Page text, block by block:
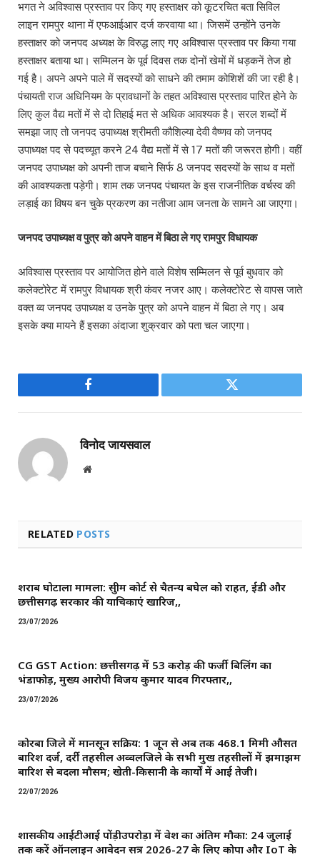
भगत ने अविश्वास प्रस्ताव पर किए गए हस्ताक्षर को कूटरचित बता सिविल
लाइन रामपुर थाना में एफआईआर दर्ज करवाया था। जिसमें उन्होंने उनके
हस्ताक्षर को जनपद अध्यक्ष के विरुद्ध लाए गए अविश्वास प्रस्ताव पर किया गया
हस्ताक्षर बताया था। सम्मिलन के पूर्व दिवस तक दोनों खेमों में धड़कनें तेज हो
गई है। अपने अपने पाले में सदस्यों को साधने की तमाम कोशिशें की जा रही है।
पंचायती राज अधिनियम के प्रावधानों के तहत अविश्वास प्रस्ताव पारित होने के
लिए कुल वैद्य मतों में से दो तिहाई मत से अधिक आवश्यक है। सरल शब्दों में
समझा जाए तो जनपद उपाध्यक्ष श्रीमती कौशिल्या देवी वैष्णव को जनपद
उपाध्यक्ष पद से पदच्यूत करने 24 वैद्य मतों में से 17 मतों की जरूरत होगी। वहीं
जनपद उपाध्यक्ष को अपनी ताज बचाने सिर्फ 8 जनपद सदस्यों के साथ व मतों
की आवश्यकता पड़ेगी। शाम तक जनपद पंचायत के इस राजनीतिक वर्चस्व की
लड़ाई का विषय बन चुके प्रकरण का नतीजा आम जनता के सामने आ जाएगा।
जनपद उपाध्यक्ष व पुत्र को अपने वाहन में बिठा ले गए रामपुर विधायक
अविश्वास प्रस्ताव पर आयोजित होने वाले विशेष सम्मिलन से पूर्व बुधवार को
कलेक्टोरेट में रामपुर विधायक श्री कंवर नजर आए। कलेक्टोरेट से वापस जाते
वक्त व्व जनपद उपाध्यक्ष व उनके पुत्र को अपने वाहन में बिठा ले गए। अब
इसके क्या मायने हैं इसका अंदाजा शुक्रवार को पता चल जाएगा।
Facebook Twitter
विनोद जायसवाल
Website
RELATED POSTS
शराब घोटाला मामला: सुप्रीम कोर्ट से चैतन्य बघेल को राहत, ईडी और
छत्तीसगढ़ सरकार की याचिकाएं खारिज,,
23/07/2026
CG GST Action: छत्तीसगढ़ में 53 करोड़ की फर्जी बिलिंग का
भंडाफोड़, मुख्य आरोपी विजय कुमार यादव गिरफ्तार,,
23/07/2026
कोरबा जिले में मानसून सक्रिय: 1 जून से अब तक 468.1 मिमी औसत
बारिश दर्ज, दर्री तहसील अव्वलजिले के सभी प्रमुख तहसीलों में झमाझम
बारिश से बदला मौसम; खेती-किसानी के कार्यों में आई तेजी।
22/07/2026
शासकीय आईटीआई पोंड़ीउपरोड़ा में प्रवेश का अंतिम मौका: 24 जुलाई
तक करें ऑनलाइन आवेदन सत्र 2026-27 के लिए कोपा और IoT के